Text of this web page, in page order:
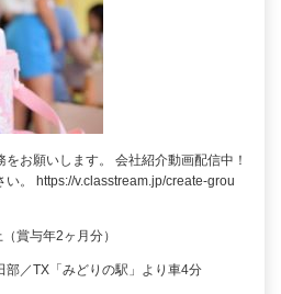
お願いします。 会社紹介動画配信中！
い。 https://v.classtream.jp/create-grou
賞与年2ヶ月分）
部／TX「みどりの駅」より車4分